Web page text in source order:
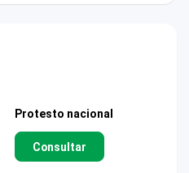
Protesto nacional
Consultar